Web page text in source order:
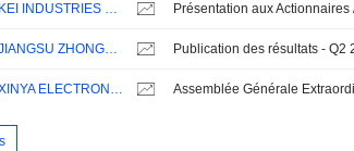
KEI INDUSTRIES LIMITED
JIANGSU ZHONGCHAO HOLDING CO., LTD.
XINYA ELECTRONIC CO., LTD.